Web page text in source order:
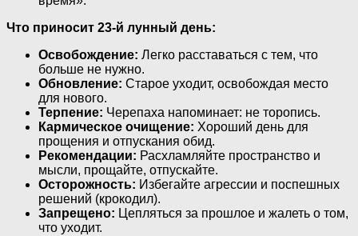
Что приносит 23-й лунный день:
Освобождение: Легко расставаться с тем, что
больше не нужно.
Обновление: Старое уходит, освобождая место
для нового.
Терпение: Черепаха напоминает: не торопись.
Кармическое очищение: Хороший день для
прощения и отпускания обид.
Рекомендации: Расхламляйте пространство и
мысли, прощайте, отпускайте.
Осторожность: Избегайте агрессии и поспешных
решений (крокодил).
Запрещено: Цепляться за прошлое и жалеть о том,
что уходит.